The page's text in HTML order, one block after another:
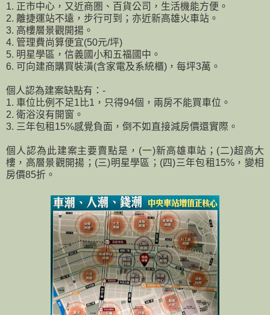
1. 正市中心，又近商圏、百貨公司，生活機能方便。
2. 離捷運站不遠，步行可到；亦近新高雄火車站。
3. 高樓層景觀開揚。
4. 管理費尚算便宜(50元/坪)
5. 明星學區，信義國小和五福國中。
6. 可向建商購買裝潢(含家電及系統櫃)，每坪3萬。
個人認為建案缺點有：-
1. 車位比例不足1比1，只得94個，兩房不能買車位。
2. 衛浴沒有開窗。
3. 三年包租15%感覺負面，倒不如直接減房價還實際。
個人認為此建案主要賣點是，(一)新高雄車站；(二)超高大
樓，高層景觀開揚；(三)明星學區；(四)三年包租15%，變相
房價85折。